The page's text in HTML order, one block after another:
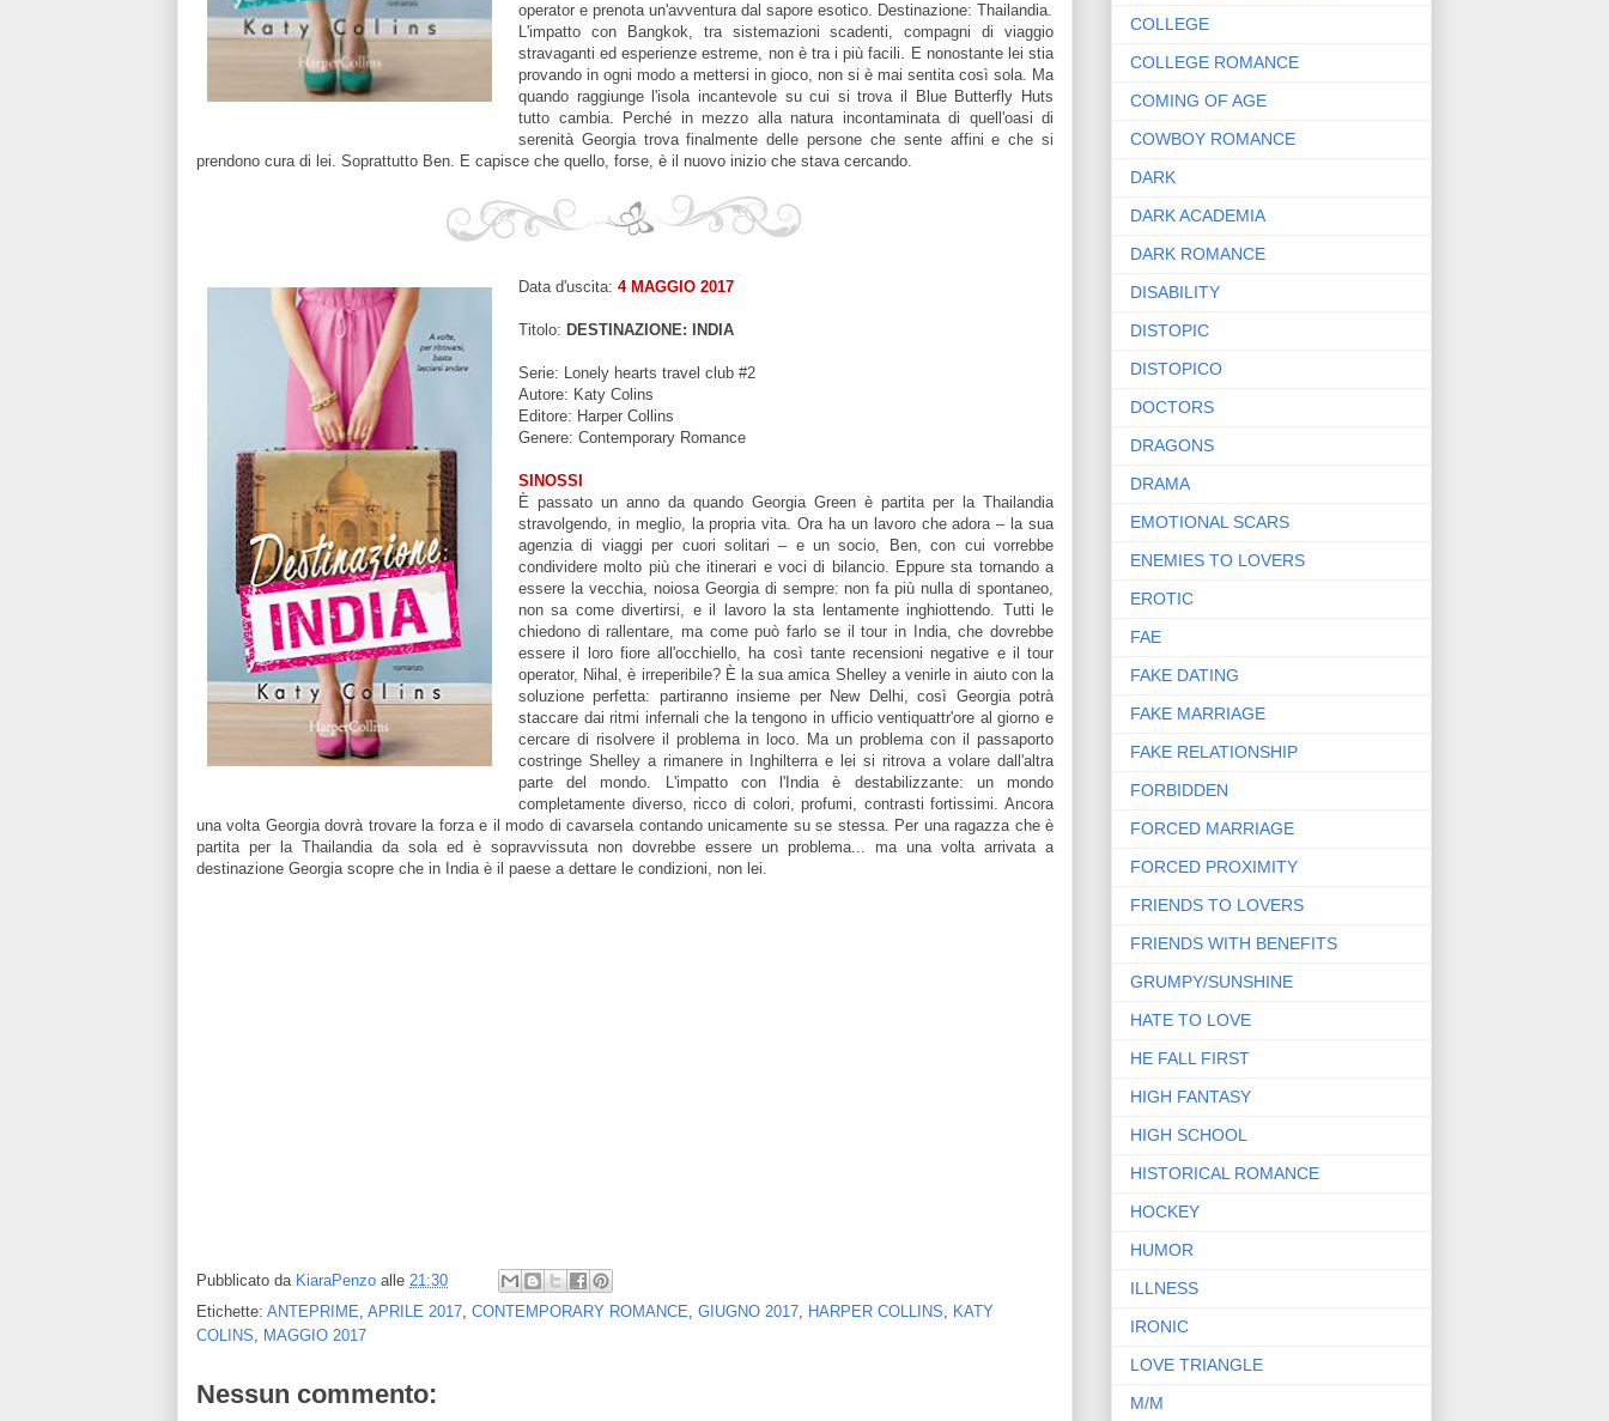
operator e prenota un'avventura dal sapore esotico. Destinazione: Thailandia.
L'impatto con Bangkok, tra sistemazioni scadenti, compagni di viaggio
stravaganti ed esperienze estreme, non è tra i più facili. E nonostante lei stia
provando in ogni modo a mettersi in gioco, non si è mai sentita così sola. Ma
quando raggiunge l'isola incantevole su cui si trova il Blue Butterfly Huts
tutto cambia. Perché in mezzo alla natura incontaminata di quell'oasi di
serenità Georgia trova finalmente delle persone che sente affini e che si
prendono cura di lei. Soprattutto Ben. E capisce che quello, forse, è il nuovo inizio che stava cercando.
Data d'uscita: 4 MAGGIO 2017
Titolo: DESTINAZIONE: INDIA
Serie: Lonely hearts travel club #2
Autore: Katy Colins
Editore: Harper Collins
Genere: Contemporary Romance
SINOSSI
È passato un anno da quando Georgia Green è partita per la Thailandia
stravolgendo, in meglio, la propria vita. Ora ha un lavoro che adora – la sua
agenzia di viaggi per cuori solitari – e un socio, Ben, con cui vorrebbe
condividere molto più che itinerari e voci di bilancio. Eppure sta tornando a
essere la vecchia, noiosa Georgia di sempre: non fa più nulla di spontaneo,
non sa come divertirsi, e il lavoro la sta lentamente inghiottendo. Tutti le
chiedono di rallentare, ma come può farlo se il tour in India, che dovrebbe
essere il loro fiore all'occhiello, ha così tante recensioni negative e il tour
operator, Nihal, è irreperibile? È la sua amica Shelley a venirle in aiuto con la
soluzione perfetta: partiranno insieme per New Delhi, così Georgia potrà
staccare dai ritmi infernali che la tengono in ufficio ventiquattr'ore al giorno e
cercare di risolvere il problema in loco. Ma un problema con il passaporto
costringe Shelley a rimanere in Inghilterra e lei si ritrova a volare dall'altra
parte del mondo. L'impatto con l'India è destabilizzante: un mondo
completamente diverso, ricco di colori, profumi, contrasti fortissimi. Ancora
una volta Georgia dovrà trovare la forza e il modo di cavarsela contando unicamente su se stessa. Per una ragazza che è
partita per la Thailandia da sola ed è sopravvissuta non dovrebbe essere un problema... ma una volta arrivata a
destinazione Georgia scopre che in India è il paese a dettare le condizioni, non lei.
Pubblicato da KiaraPenzo alle 21:30
Etichette: ANTEPRIME, APRILE 2017, CONTEMPORARY ROMANCE, GIUGNO 2017, HARPER COLLINS, KATY
COLINS, MAGGIO 2017
Nessun commento:
COLLEGE
COLLEGE ROMANCE
COMING OF AGE
COWBOY ROMANCE
DARK
DARK ACADEMIA
DARK ROMANCE
DISABILITY
DISTOPIC
DISTOPICO
DOCTORS
DRAGONS
DRAMA
EMOTIONAL SCARS
ENEMIES TO LOVERS
EROTIC
FAE
FAKE DATING
FAKE MARRIAGE
FAKE RELATIONSHIP
FORBIDDEN
FORCED MARRIAGE
FORCED PROXIMITY
FRIENDS TO LOVERS
FRIENDS WITH BENEFITS
GRUMPY/SUNSHINE
HATE TO LOVE
HE FALL FIRST
HIGH FANTASY
HIGH SCHOOL
HISTORICAL ROMANCE
HOCKEY
HUMOR
ILLNESS
IRONIC
LOVE TRIANGLE
M/M